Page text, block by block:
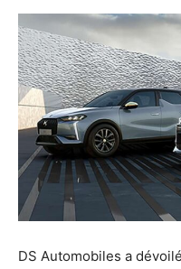
DS Automobiles a